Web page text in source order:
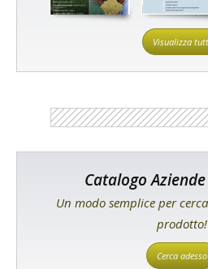
Visualizza
Catalogo
Un modo semplice per
prodotto!
Cerca adesso